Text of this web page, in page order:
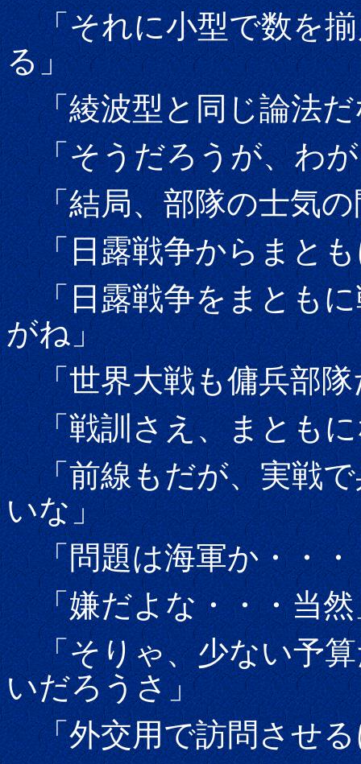
「それに小型で数を揃
る」
「綾波型と同じ論法だ
「そうだろうが、わが
「結局、部隊の士気の
「日露戦争からまとも
「日露戦争をまともに
がね」
「世界大戦も傭兵部隊
「戦訓さえ、まともに
「前線もだが、実戦で
いな」
「問題は海軍か・・・
「嫌だよな・・・当然
「そりゃ、少ない予算
いだろうさ」
「外交用で訪問させる